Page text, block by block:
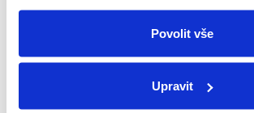
Povolit vše
Upravit
Kování známe, rádi poradíme a